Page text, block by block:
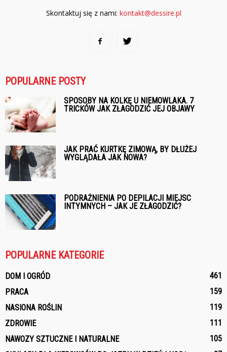
Skontaktuj się z nami: kontakt@dessire.pl
POPULARNE POSTY
SPOSOBY NA KOLKĘ U NIEMOWLAKA. 7
TRICKÓW JAK ZŁAGODZIĆ JEJ OBJAWY
JAK PRAĆ KURTKĘ ZIMOWĄ, BY DŁUŻEJ
WYGLĄDAŁA JAK NOWA?
PODRAŻNIENIA PO DEPILACJI MIEJSC
INTYMNYCH – JAK JE ZŁAGODZIĆ?
POPULARNE KATEGORIE
DOM I OGRÓD
461
PRACA
159
NASIONA ROŚLIN
119
ZDROWIE
111
NAWOZY SZTUCZNE I NATURALNE
105